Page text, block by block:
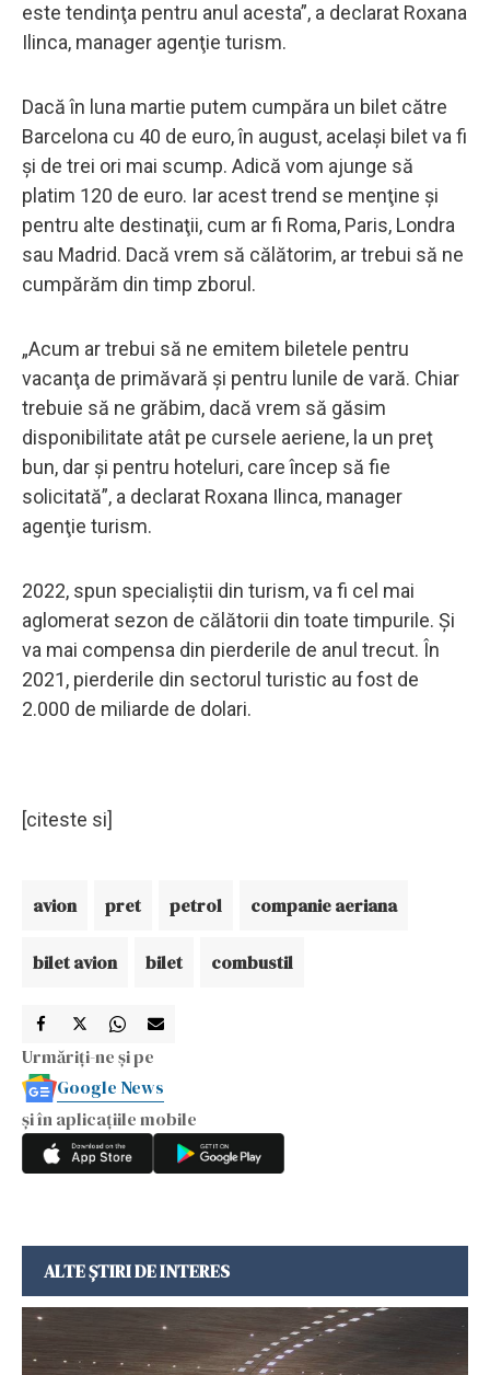
este tendinţa pentru anul acesta”, a declarat Roxana
Ilinca, manager agenţie turism.
Dacă în luna martie putem cumpăra un bilet către
Barcelona cu 40 de euro, în august, acelaşi bilet va fi
şi de trei ori mai scump. Adică vom ajunge să
platim 120 de euro. Iar acest trend se menţine şi
pentru alte destinaţii, cum ar fi Roma, Paris, Londra
sau Madrid. Dacă vrem să călătorim, ar trebui să ne
cumpărăm din timp zborul.
„Acum ar trebui să ne emitem biletele pentru
vacanţa de primăvară şi pentru lunile de vară. Chiar
trebuie să ne grăbim, dacă vrem să găsim
disponibilitate atât pe cursele aeriene, la un preţ
bun, dar şi pentru hoteluri, care încep să fie
solicitată”, a declarat Roxana Ilinca, manager
agenţie turism.
2022, spun specialiştii din turism, va fi cel mai
aglomerat sezon de călătorii din toate timpurile. Şi
va mai compensa din pierderile de anul trecut. În
2021, pierderile din sectorul turistic au fost de
2.000 de miliarde de dolari.
[citeste si]
avion pret petrol companie aeriana
bilet avion bilet combustil
Urmăriți-ne și pe
Google News
și în aplicațiile mobile
ALTE ȘTIRI DE INTERES